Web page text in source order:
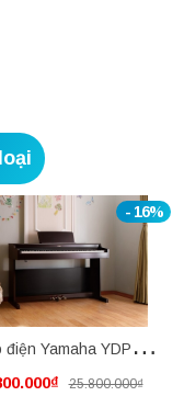
- 16%
điện Yamaha YDP145
nguyên thùng
25.800.000₫